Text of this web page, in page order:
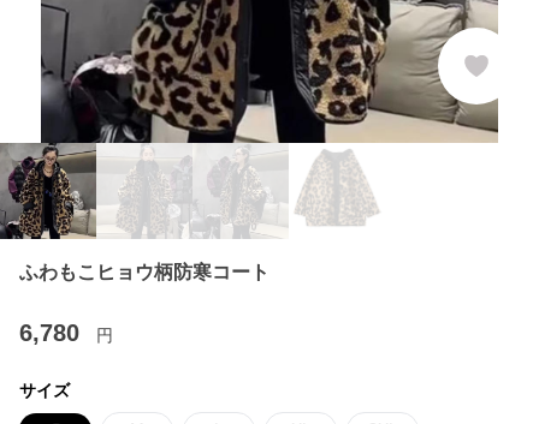
ふわもこヒョウ柄防寒コート
6,780 円
サイズ